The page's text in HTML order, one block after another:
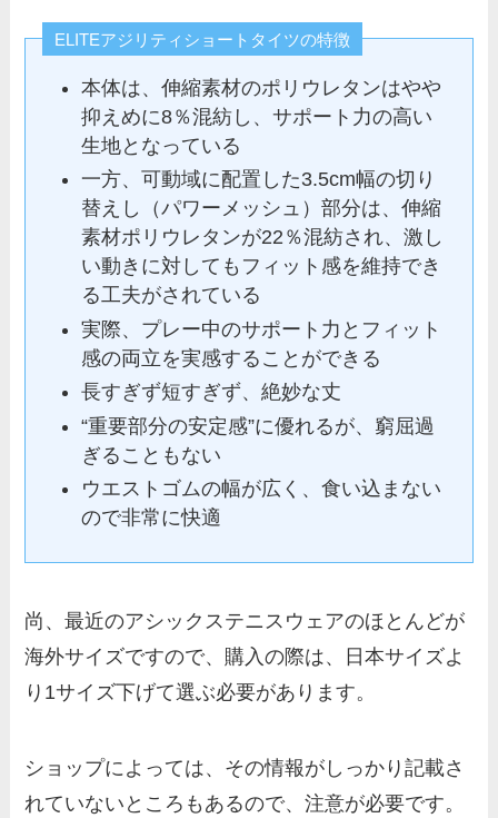
ELITEアジリティショートタイツの特徴
本体は、伸縮素材のポリウレタンはやや
抑えめに8％混紡し、サポート力の高い
生地となっている
一方、可動域に配置した3.5cm幅の切り
替えし（パワーメッシュ）部分は、伸縮
素材ポリウレタンが22％混紡され、激し
い動きに対してもフィット感を維持でき
る工夫がされている
実際、プレー中のサポート力とフィット
感の両立を実感することができる
長すぎず短すぎず、絶妙な丈
“重要部分の安定感”に優れるが、窮屈過
ぎることもない
ウエストゴムの幅が広く、食い込まない
ので非常に快適
尚、最近のアシックステニスウェアのほとんどが
海外サイズですので、購入の際は、日本サイズよ
り1サイズ下げて選ぶ必要があります。
ショップによっては、その情報がしっかり記載さ
れていないところもあるので、注意が必要です。